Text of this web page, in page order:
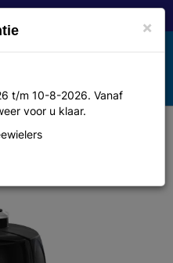
supercorsa
×
t/m 10-8-2026. Vanaf
voor u klaar.